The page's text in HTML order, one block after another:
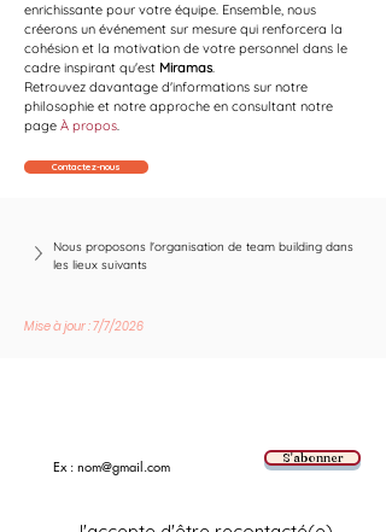
enrichissante pour votre équipe. Ensemble, nous
créerons un événement sur mesure qui renforcera la
cohésion et la motivation de votre personnel dans le
cadre inspirant qu'est Miramas.
Retrouvez davantage d'informations sur notre
philosophie et notre approche en consultant notre
page À propos.
Contactez-nous
Nous proposons l'organisation de team building dans
les lieux suivants
Mise à jour : 7/7/2026
S'abonner